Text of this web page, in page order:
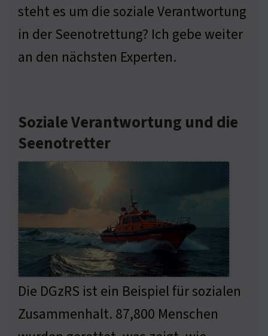
steht es um die soziale Verantwortung
in der Seenotrettung? Ich gebe weiter
an den nächsten Experten.
Soziale Verantwortung und die
Seenotretter
Die DGzRS ist ein Beispiel für sozialen
Zusammenhalt. 87,800 Menschen